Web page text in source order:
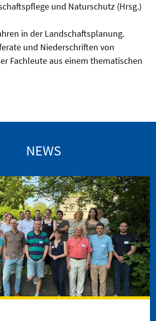
und Naturschutz (Hrsg.)
in der Landschaftsplanung.
und Niederschriften von
Fachleute aus einem thematischen
NEWS